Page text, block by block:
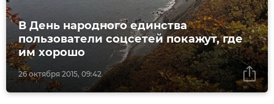
26 октября 2015, 09:42
В День народного единства
пользователи соцсетей покажут, где
им хорошо